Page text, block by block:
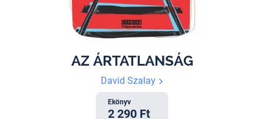
AZ ÁRTATLANSÁG
David Szalay
Ekönyv
2 290 Ft